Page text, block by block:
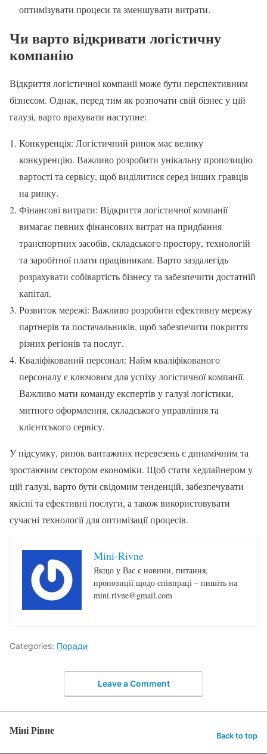
оптимізувати процеси та зменшувати витрати.
Чи варто відкривати логістичну
компанію
Відкриття логістичної компанії може бути перспективним
бізнесом. Однак, перед тим як розпочати свій бізнес у цій
галузі, варто врахувати наступне:
Конкуренція: Логістичний ринок має велику
конкуренцію. Важливо розробити унікальну пропозицію
вартості та сервісу, щоб виділитися серед інших гравців
на ринку.
Фінансові витрати: Відкриття логістичної компанії
вимагає певних фінансових витрат на придбання
транспортних засобів, складського простору, технологій
та заробітної плати працівникам. Варто заздалегідь
розрахувати собівартість бізнесу та забезпечити достатній
капітал.
Розвиток мережі: Важливо розробити ефективну мережу
партнерів та постачальників, щоб забезпечити покриття
різних регіонів та послуг.
Кваліфікований персонал: Найм кваліфікованого
персоналу є ключовим для успіху логістичної компанії.
Важливо мати команду експертів у галузі логістики,
митного оформлення, складського управління та
клієнтського сервісу.
У підсумку, ринок вантажних перевезень є динамічним та
зростаючим сектором економіки. Щоб стати хедлайнером у
цій галузі, варто бути свідомим тенденцій, забезпечувати
якісні та ефективні послуги, а також використовувати
сучасні технології для оптимізації процесів.
Mini-Rivne
Якщо у Вас є новини, питання,
пропозиції щодо співпраці – пишіть на
mini.rivne@gmail.com
Categories: Поради
Leave a Comment
Міні Рівне Back to top